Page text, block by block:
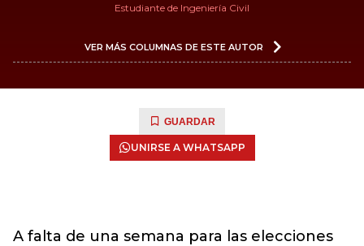
Estudiante de Ingeniería Civil
VER MÁS COLUMNAS DE ESTE AUTOR
GUARDAR
UNIRSE A WHATSAPP
A falta de una semana para las elecciones